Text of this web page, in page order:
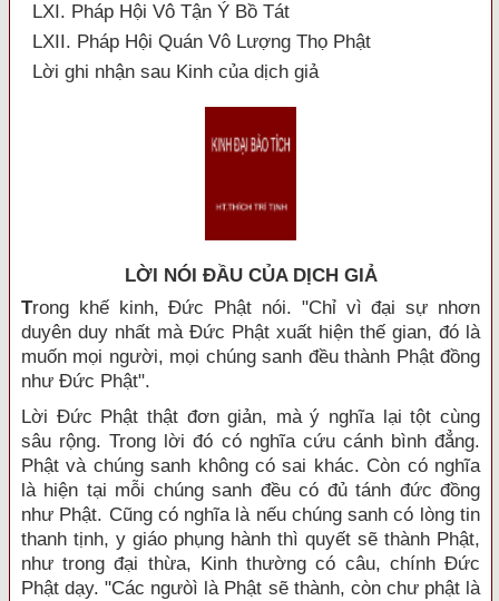
LXI. Pháp Hội Vô Tận Ý Bồ Tát
LXII. Pháp Hội Quán Vô Lượng Thọ Phật
Lời ghi nhận sau Kinh của dịch giả
LỜI NÓI ÐẦU CỦA DỊCH GIẢ
Trong khế kinh, Đức Phật nói. "Chỉ vì đại sự nhơn
duyên duy nhất mà Đức Phật xuất hiện thế gian, đó là
muốn mọi người, mọi chúng sanh đều thành Phật đồng
như Đức Phật".
Lời Đức Phật thật đơn giản, mà ý nghĩa lại tột cùng
sâu rộng. Trong lời đó có nghĩa cứu cánh bình đẳng.
Phật và chúng sanh không có sai khác. Còn có nghĩa
là hiện tại mỗi chúng sanh đều có đủ tánh đức đồng
như Phật. Cũng có nghĩa là nếu chúng sanh có lòng tin
thanh tịnh, y giáo phụng hành thì quyết sẽ thành Phật,
như trong đại thừa, Kinh thường có câu, chính Đức
Phật dạy. "Các ngưòì là Phật sẽ thành, còn chư phật là